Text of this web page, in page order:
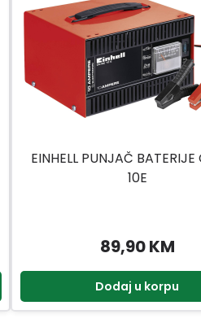
EINHELL PUNJAČ
10E
89,90 KM
Dodaj u korpu